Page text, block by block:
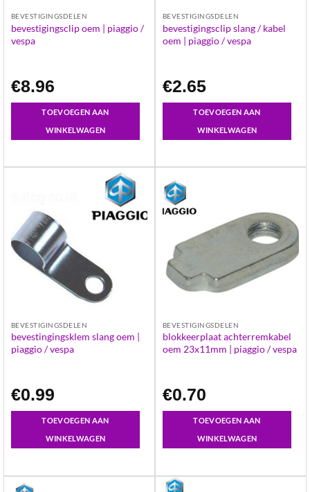
BEVESTIGINGSDELEN
bevestigingsclip oem | piaggio /
vespa
€8.96
TOEVOEGEN AAN
WINKELWAGEN
BEVESTIGINGSDELEN
bevestigingsclip slang / kabel
oem | piaggio / vespa
€2.65
TOEVOEGEN AAN
WINKELWAGEN
BEVESTIGINGSDELEN
bevestingingsklem slang oem |
piaggio / vespa
€0.99
TOEVOEGEN AAN
WINKELWAGEN
BEVESTIGINGSDELEN
blokkeerplaat achterremkabel
oem 23x11mm | piaggio / vespa
€0.70
TOEVOEGEN AAN
WINKELWAGEN